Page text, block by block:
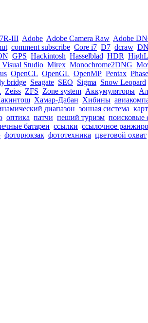
III Adobe Adobe Camera Raw Adobe
comment subscribe Core i7 D7 dcraw
GPS Hackintosh Hasselblad HDR
Studio Mirex Monochrome2DNG
OpenCL OpenGL OpenMP Pentax
bridge Seagate SEO Sigma Snow Leopard
Zeiss ZFS Zone system Аккумуляторы
Хамар-Дабан Хибины
диапазон зонная система
оптика патчи пеший туризм поисковые
батареи ссылки ссылочное
фоторюкзак фототехника цветовой охват